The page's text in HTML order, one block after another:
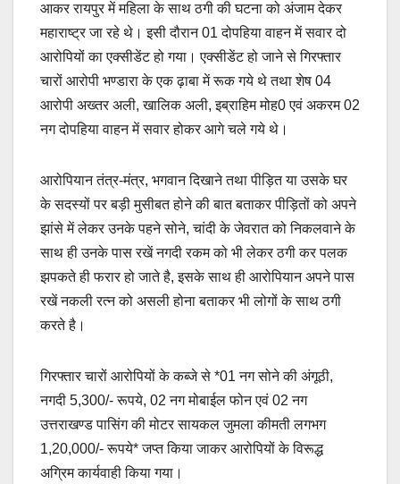
आकर रायपुर में महिला के साथ ठगी की घटना को अंजाम देकर
महाराष्ट्र जा रहे थे। इसी दौरान 01 दोपहिया वाहन में सवार दो
आरोपियों का एक्सीडेंट हो गया। एक्सीडेंट हो जाने से गिरफ्तार
चारों आरोपी भण्डारा के एक ढ़ाबा में रूक गये थे तथा शेष 04
आरोपी अख्तर अली, खालिक अली, इब्राहिम मोह0 एवं अकरम 02
नग दोपहिया वाहन में सवार होकर आगे चले गये थे।
आरोपियान तंत्र-मंत्र, भगवान दिखाने तथा पीड़ित या उसके घर
के सदस्यों पर बड़ी मुसीबत होने की बात बताकर पीड़ितों को अपने
झांसे में लेकर उनके पहने सोने, चांदी के जेवरात को निकलवाने के
साथ ही उनके पास रखें नगदी रकम को भी लेकर ठगी कर पलक
झपकते ही फरार हो जाते है, इसके साथ ही आरोपियान अपने पास
रखें नकली रत्न को असली होना बताकर भी लोगों के साथ ठगी
करते है।
गिरफ्तार चारों आरोपियों के कब्जे से *01 नग सोने की अंगूठी,
नगदी 5,300/- रूपये, 02 नग मोबाईल फोन एवं 02 नग
उत्तराखण्ड पासिंग की मोटर सायकल जुमला कीमती लगभग
1,20,000/- रूपये* जप्त किया जाकर आरोपियों के विरूद्ध
अग्रिम कार्यवाही किया गया।